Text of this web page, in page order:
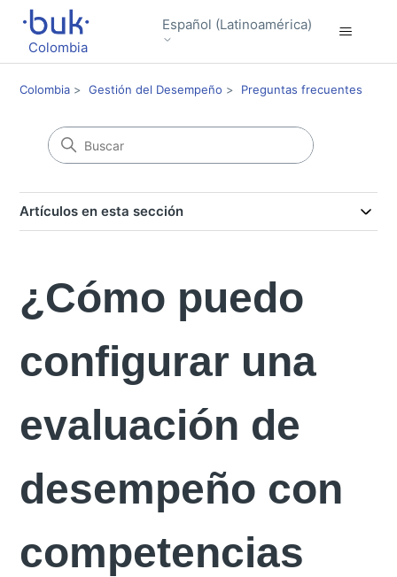
Colombia
Español (Latinoamérica)
Colombia Gestión del Desempeño Preguntas frecuentes
Artículos en esta sección
¿Cómo puedo
configurar una
evaluación de
desempeño con
competencias